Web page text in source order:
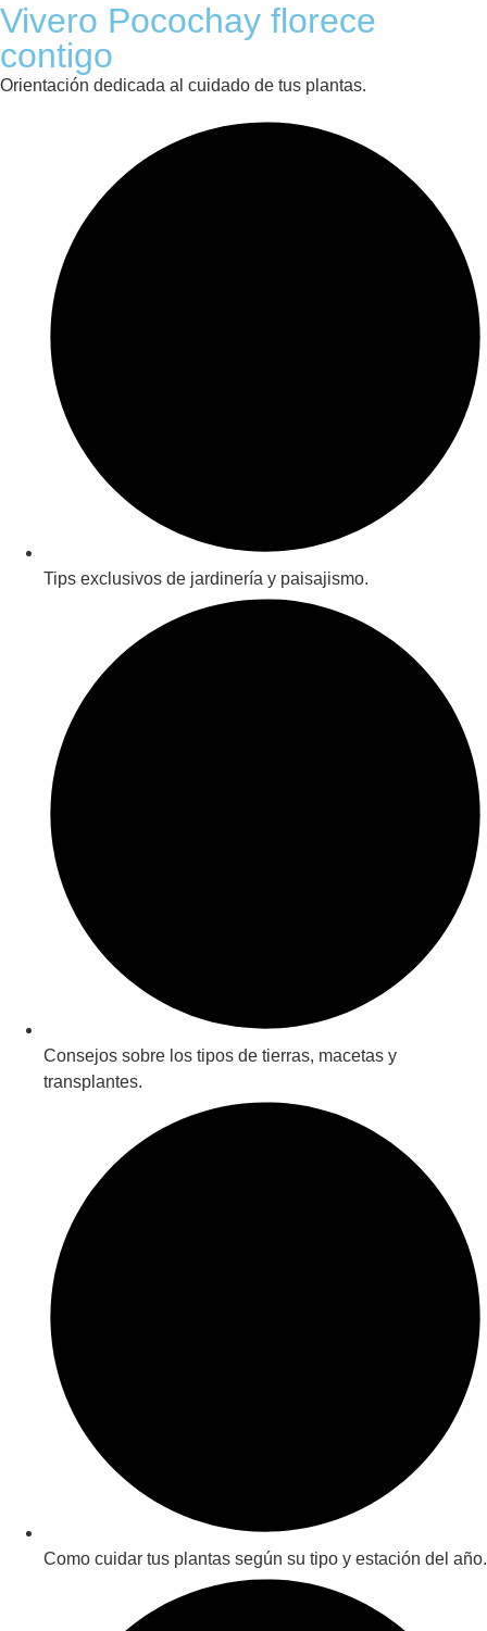
Vivero Pocochay florece
contigo
Orientación dedicada al cuidado de tus plantas.
Tips exclusivos de jardinería y paisajismo.
Consejos sobre los tipos de tierras, macetas y
transplantes.
Como cuidar tus plantas según su tipo y estación del año.